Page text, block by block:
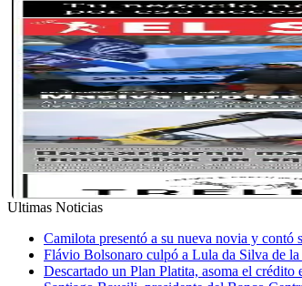
Ultimas Noticias
Camilota presentó a su nueva novia y contó
Flávio Bolsonaro culpó a Lula da Silva de
Descartado un Plan Platita, asoma el crédito